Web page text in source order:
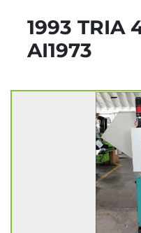
1993 TRIA
AI1973